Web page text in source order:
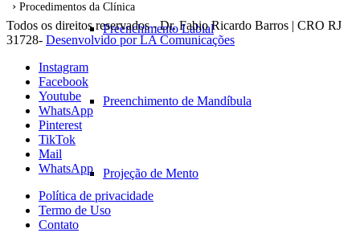
Preenchimento Labial
Preenchimento de Mandíbula
Projeção de Mento
Procedimentos da Clínica
Todos os direitos reservados - Dr. Fabio Ricardo Barros | CRO RJ
31728- Desenvolvido por LA Comunicações
Instagram
Facebook
Youtube
WhatsApp
Pinterest
TikTok
Mail
WhatsApp
Política de privacidade
Termo de Uso
Contato